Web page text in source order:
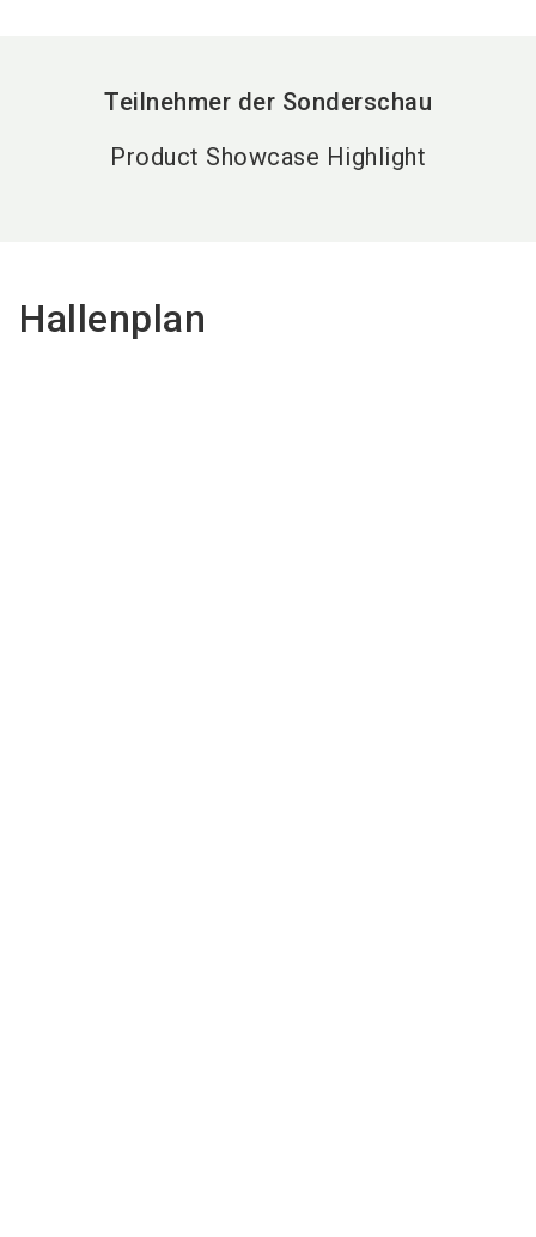
Teilnehmer der Sonderschau
Product Showcase Highlight
Hallenplan